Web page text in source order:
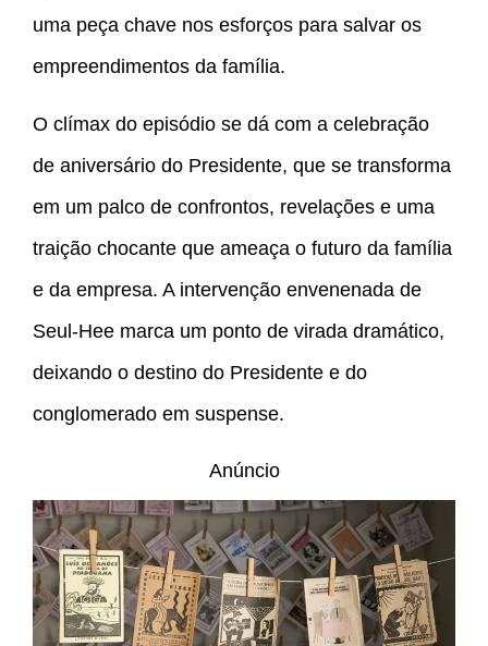
uma peça chave nos esforços para salvar os
empreendimentos da família.
O clímax do episódio se dá com a celebração
de aniversário do Presidente, que se transforma
em um palco de confrontos, revelações e uma
traição chocante que ameaça o futuro da família
e da empresa. A intervenção envenenada de
Seul-Hee marca um ponto de virada dramático,
deixando o destino do Presidente e do
conglomerado em suspense.
Anúncio